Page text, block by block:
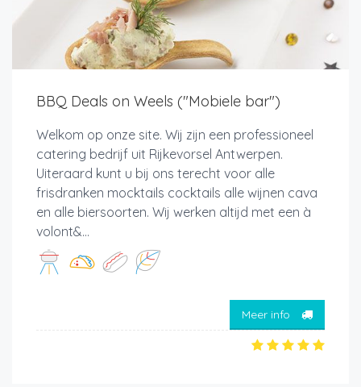
BBQ Deals on Weels ("Mobiele bar")
Welkom op onze site. Wij zijn een professioneel
catering bedrijf uit Rijkevorsel Antwerpen.
Uiteraard kunt u bij ons terecht voor alle
frisdranken mocktails cocktails alle wijnen cava
en alle biersoorten. Wij werken altijd met een à
volont&...
Meer info